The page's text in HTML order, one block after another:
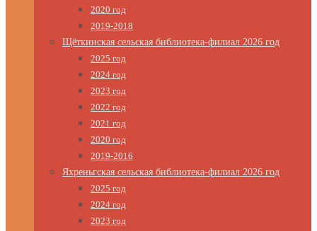
2020 год
2019-2018
Щёткинская сельская библиотека-филиал 2026 год
2025 год
2024 год
2023 год
2022 год
2021 год
2020 год
2019-2016
Яхреньгская сельская библиотека-филиал 2026 год
2025 год
2024 год
2023 год